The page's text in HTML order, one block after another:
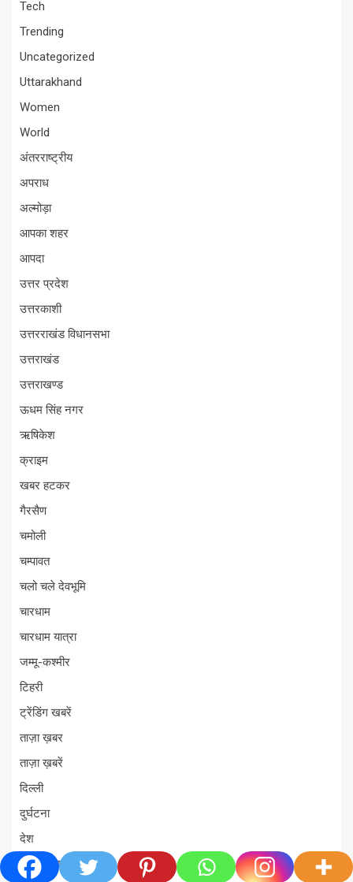
Tech
Trending
Uncategorized
Uttarakhand
Women
World
अंतरराष्ट्रीय
अपराध
अल्मोड़ा
आपका शहर
आपदा
उत्तर प्रदेश
उत्तरकाशी
उत्तरराखंड विधानसभा
उत्तराखंड
उत्तराखण्ड
ऊधम सिंह नगर
ऋषिकेश
क्राइम
खबर हटकर
गैरसैण
चमोली
चम्पावत
चलो चले देवभूमि
चारधाम
चारधाम यात्रा
जम्मू-कश्मीर
टिहरी
ट्रेंडिंग खबरें
ताज़ा ख़बर
ताज़ा ख़बरें
दिल्ली
दुर्घटना
देश
देश-विदेश